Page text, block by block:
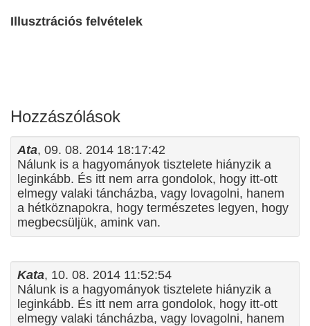
Illusztrációs felvételek
Hozzászólások
Ata, 09. 08. 2014 18:17:42
Nálunk is a hagyományok tisztelete hiányzik a
leginkább. És itt nem arra gondolok, hogy itt-ott
elmegy valaki táncházba, vagy lovagolni, hanem
a hétköznapokra, hogy természetes legyen, hogy
megbecsüljük, amink van.
Kata, 10. 08. 2014 11:52:54
Nálunk is a hagyományok tisztelete hiányzik a
leginkább. És itt nem arra gondolok, hogy itt-ott
elmegy valaki táncházba, vagy lovagolni, hanem